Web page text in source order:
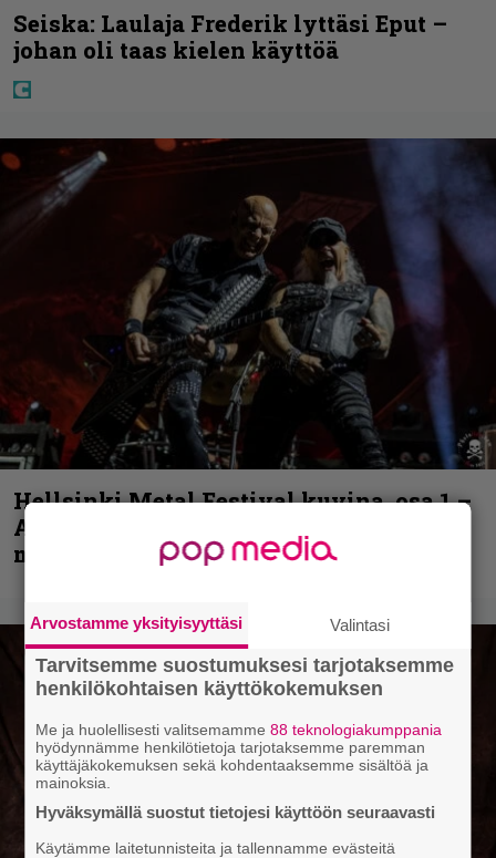
Seiska: Laulaja Frederik lyttäsi Eput –
johan oli taas kielen käyttöä
Hellsinki Metal Festival kuvina, osa 1 –
Accept, Carcass, Black Label Society ja
muita avauspäivän esiintyjiä
Arvostamme yksityisyyttäsi Valintasi
Tarvitsemme suostumuksesi tarjotaksemme
henkilökohtaisen käyttökokemuksen
Me ja huolellisesti valitsemamme88 teknologiakumppania
hyödynnämme henkilötietoja tarjotaksemme paremman
käyttäjäkokemuksen sekä kohdentaaksemme sisältöä ja
mainoksia.
Hyväksymällä suostut tietojesi käyttöön seuraavasti
Käytämme laitetunnisteita ja tallennamme evästeitä